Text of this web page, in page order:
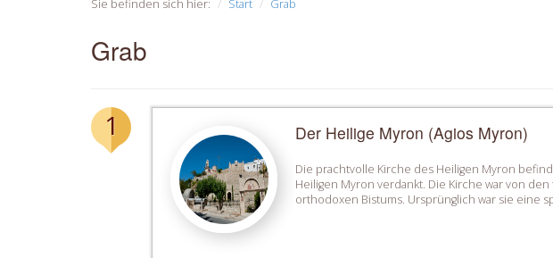
Sie befinden sich hier: Start Grab
Grab
1 Der Heilige Myron (Agios Myron)
Die prachtvolle Kirche des Heiligen Myron
Heiligen Myron verdankt. Die Kirche war von
orthodoxen Bistums. Ursprünglich war sie eine